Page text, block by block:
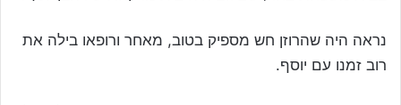
נראה היה שהרוזן חש מספיק בטוב, מאחר ורופאו בילה את
רוב זמנו עם יוסף.